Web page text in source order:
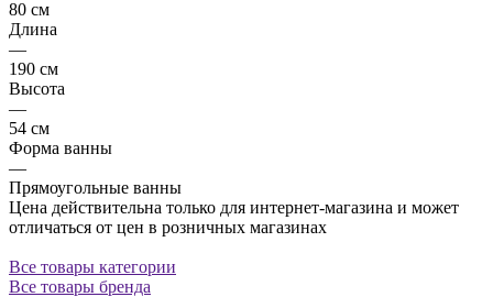
80 см
Длина
—
190 см
Высота
—
54 см
Форма ванны
—
Прямоугольные ванны
Цена действительна только для интернет-магазина и может
отличаться от цен в розничных магазинах
Все товары категории
Все товары бренда